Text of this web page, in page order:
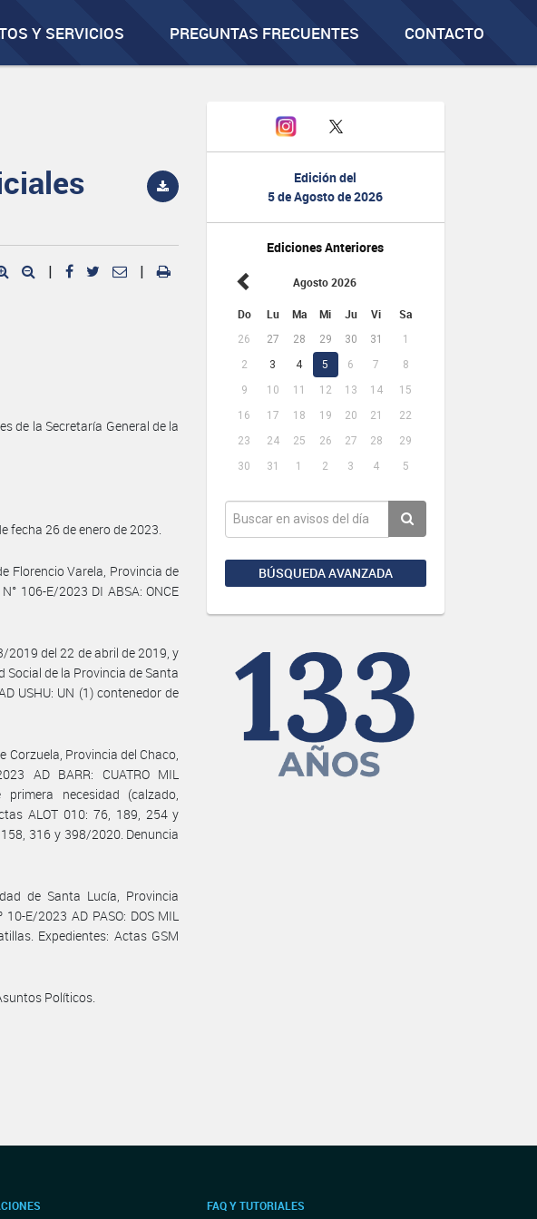
Y SERVICIOS PREGUNTAS FRECUENTES CONTACTO
Edición del
5 de Agosto de 2026
Ediciones Anteriores
Agosto 2026
Do Lu Ma Mi Ju Vi Sa
26 27 28 29 30 31
1
2
3 4 5 6 7
8
9
10 11 12 13 14
15
16
17 18 19 20 21
22
23
24 25 26 27 28
29
30
31 1 2 3 4 5
BÚSQUEDA AVANZADA
| |
de la Secretaría General de la
fecha 26 de enero de 2023.
Florencio Varela, Provincia de
106-E/2023 DI ABSA: ONCE
2019 del 22 de abril de 2019, y
Social de la Provincia de Santa
USHU: UN (1) contenedor de
Corzuela, Provincia del Chaco,
AD BARR: CUATRO MIL
primera necesidad (calzado,
ALOT 010: 76, 189, 254 y
316 y 398/2020. Denuncia
de Santa Lucía, Provincia
E/2023 AD PASO: DOS MIL
Expedientes: Actas GSM
Políticos.
FAQ Y TUTORIALES